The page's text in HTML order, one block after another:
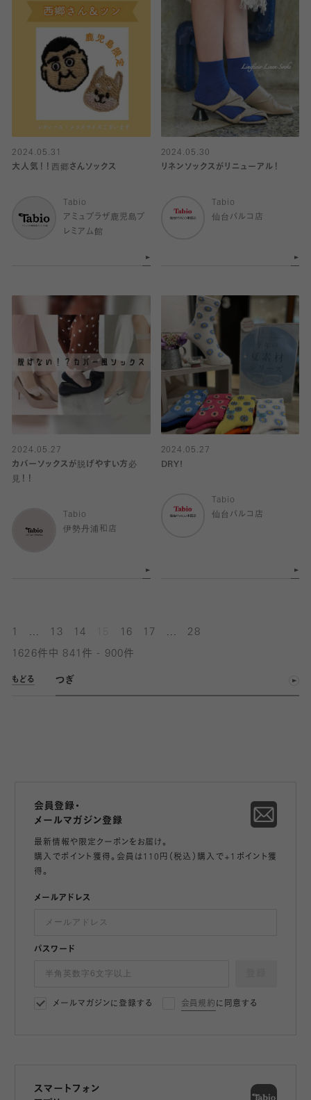
2024.05.31
大人気！！西郷さんソックス
Tabio
アミュプラザ鹿児島プ
レミアム館
2024.05.30
リネンソックスがリニューアル！
Tabio
仙台パルコ店
2024.05.27
カバーソックスが脱げやすい方必
見！！
Tabio
伊勢丹浦和店
2024.05.27
DRY!
Tabio
仙台パルコ店
13 14 16 17 28
1626件中 841件 - 900件
もどる つぎ
会員登録・
メールマガジン登録
最新情報や限定クーポンをお届け。
購入でポイント獲得。会員は110円（税込）購入で+1ポイント獲
得。
メールアドレス
パスワード
メールマガジンに登録する 会員規約 に同意する
スマートフォン